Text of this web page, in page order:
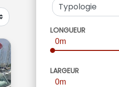
LONGUEUR
0m
LARGEUR
0m